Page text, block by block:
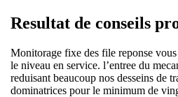
Resultat de conseils
Monitorage fixe des file reponse
le niveau en service. l’entree du
reduisant beaucoup nos desseins de
dominatrices pour le minimum de